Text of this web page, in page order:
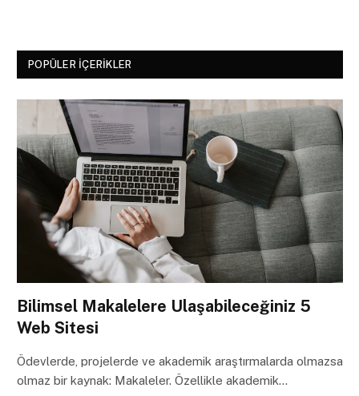
POPÜLER İÇERIKLER
Bilimsel Makalelere Ulaşabileceğiniz 5
Web Sitesi
Ödevlerde, projelerde ve akademik araştırmalarda olmazsa
olmaz bir kaynak: Makaleler. Özellikle akademik…